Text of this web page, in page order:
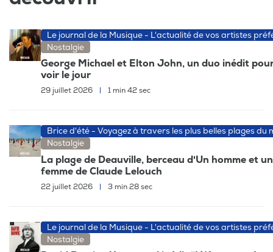
Le journal de la Musique - L'actualité de vos artistes
Nostalgie
George Michael et Elton John, un duo inédit
voir le jour
29 juillet 2026 1 min 42 sec
Brice d'été - Voyagez à travers les plus belles plages du
Nostalgie
La plage de Deauville, berceau d'Un homme et
femme de Claude Lelouch
22 juillet 2026 | 3 min 28 sec
Le journal de la Musique - L'actualité de vos artistes
Nostalgie